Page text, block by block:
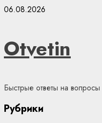
Skip
06.08.2026
Otvetin
Быстрые ответы на вопросы
Рубрики